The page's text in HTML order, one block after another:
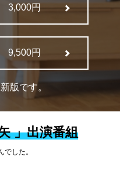
3,000円
9,500円
版です。
」出演番組
した。